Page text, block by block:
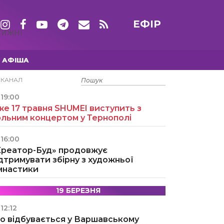
ЕФІР
АФІША
15 ТРАВНЯ
19:00
17 травня SHUMEI виступить з
концертом у Тернополі
16:00
Буд» продовжує
збірну з художньої
19 БЕРЕЗНЯ
12:12
відбувається у Варшавському